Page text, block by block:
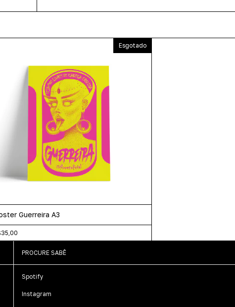
Esgotado
Guerreira A3
PROCURE SABÊ
Spotify
Instagram